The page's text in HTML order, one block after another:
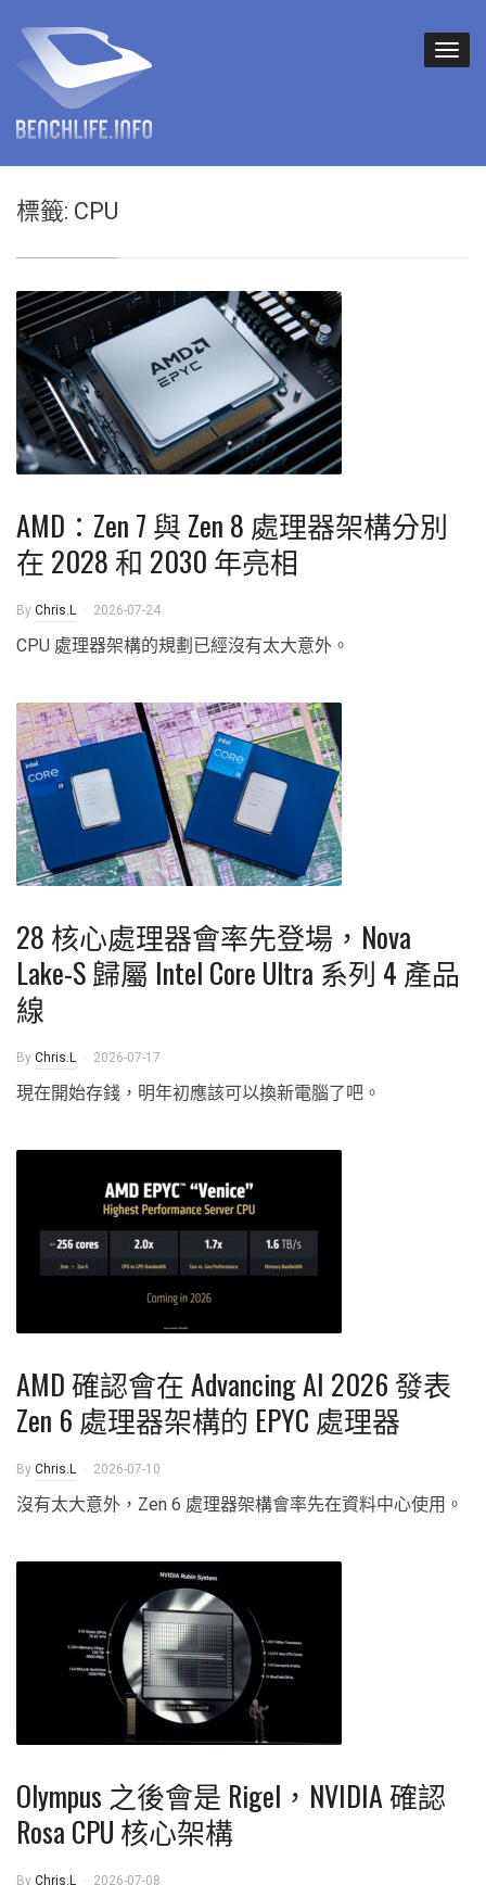
標籤: CPU
AMD：Zen 7 與 Zen 8 處理器架構分別
在 2028 和 2030 年亮相
By Chris.L 2026-07-24
CPU 處理器架構的規劃已經沒有太大意外。
28 核心處理器會率先登場，Nova
Lake-S 歸屬 Intel Core Ultra 系列 4 產品
線
By Chris.L 2026-07-17
現在開始存錢，明年初應該可以換新電腦了吧。
AMD 確認會在 Advancing AI 2026 發表
Zen 6 處理器架構的 EPYC 處理器
By Chris.L 2026-07-10
沒有太大意外，Zen 6 處理器架構會率先在資料中心使用。
Olympus 之後會是 Rigel，NVIDIA 確認
Rosa CPU 核心架構
By Chris.L 2026-07-08